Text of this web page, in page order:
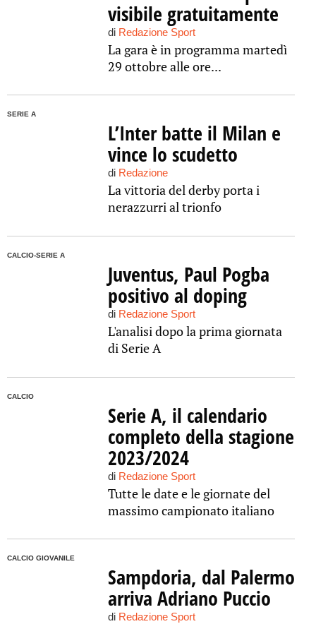
visibile gratuitamente
di Redazione Sport
La gara è in programma martedì
29 ottobre alle ore...
SERIE A
L’Inter batte il Milan e
vince lo scudetto
di Redazione
La vittoria del derby porta i
nerazzurri al trionfo
CALCIO-SERIE A
Juventus, Paul Pogba
positivo al doping
di Redazione Sport
L'analisi dopo la prima giornata
di Serie A
CALCIO
Serie A, il calendario
completo della stagione
2023/2024
di Redazione Sport
Tutte le date e le giornate del
massimo campionato italiano
CALCIO GIOVANILE
Sampdoria, dal Palermo
arriva Adriano Puccio
di Redazione Sport